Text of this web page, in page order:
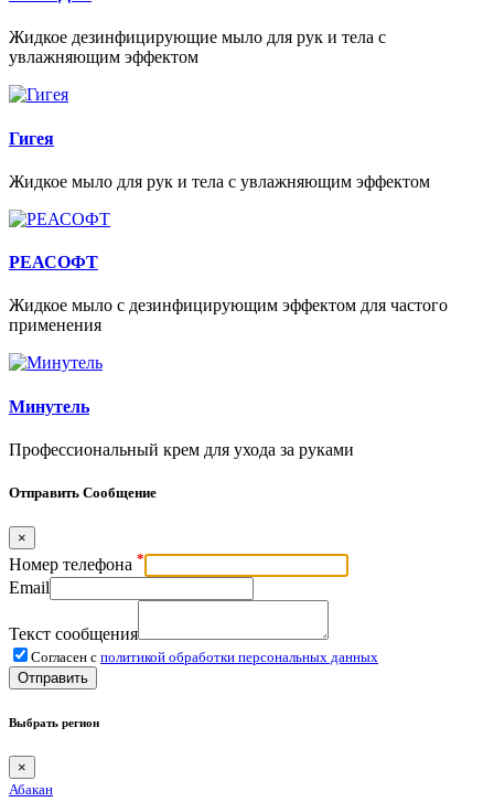
Жидкое дезинфицирующие мыло для рук и тела с
увлажняющим эффектом
Гигея
Жидкое мыло для рук и тела с увлажняющим эффектом
РЕАСОФТ
Жидкое мыло с дезинфицирующим эффектом для частого
применения
Минутель
Профессиональный крем для ухода за руками
Отправить Сообщение
×
Номер телефона *
Email
Текст сообщения
Согласен с политикой обработки персональных данных
Отправить
Выбрать регион
×
Абакан